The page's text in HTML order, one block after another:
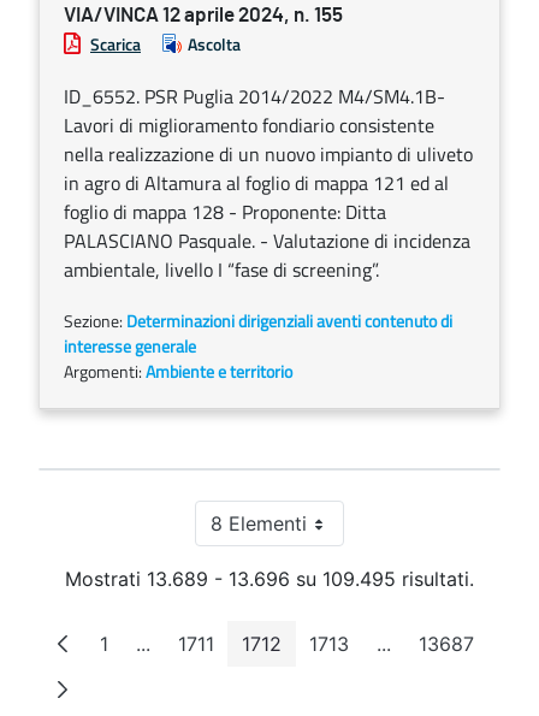
VIA/VINCA 12 aprile 2024, n. 155
Scarica Ascolta
ID_6552. PSR Puglia 2014/2022 M4/SM4.1B-
Lavori di miglioramento fondiario consistente
nella realizzazione di un nuovo impianto di uliveto
in agro di Altamura al foglio di mappa 121 ed al
foglio di mappa 128 - Proponente: Ditta
PALASCIANO Pasquale. - Valutazione di incidenza
ambientale, livello I “fase di screening”.
Sezione: Determinazioni dirigenziali aventi contenuto di
interesse generale
Argomenti:Ambiente e territorio
8 ElementiPer pagina
Mostrati 13.689 - 13.696 su 109.495 risultati.
Pagina
1 ...Pagine intermedie
Pagina
1711 Pagina
1712 Pagina
1713 ...PaginePagina
13687